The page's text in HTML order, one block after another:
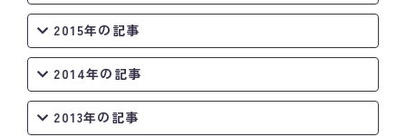
2015年の記事
2014年の記事
2013年の記事